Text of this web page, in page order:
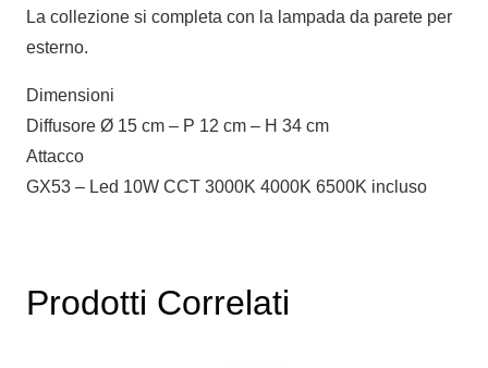
La collezione si completa con la lampada da parete per
esterno.
Dimensioni
Diffusore Ø 15 cm – P 12 cm – H 34 cm
Attacco
GX53 – Led 10W CCT 3000K 4000K 6500K incluso
Prodotti Correlati